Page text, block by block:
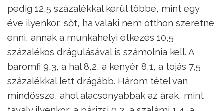
pedig 12,5 százalékkal kerül többe, mint egy
éve ilyenkor, sőt, ha valaki nem otthon szeretne
enni, annak a munkahelyi étkezés 10,5
százalékos drágulásával is számolnia kell. A
baromfi 9,3, a hal 8,2, a kenyér 8,1, a tojás 7,5
százalékkal lett drágább. Három tétel van
mindössze, ahol alacsonyabbak az árak, mint